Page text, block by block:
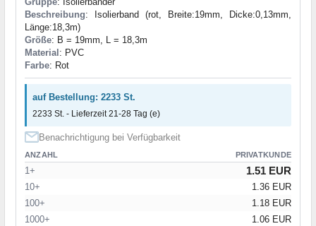
Beschreibung: Isolierband (rot, Breite:19mm, Dicke:0,13mm,
Länge:18,3m)
Größe: B = 19mm, L = 18,3m
Material : PVC
Farbe: Rot
auf Bestellung: 2233 St.
2233 St. - Lieferzeit 21-28 Tag (e)
Benachrichtigung bei Verfügbarkeit
ANZAHL PRIVATKUNDE
1+ 1.51 EUR
10+
1.36 EUR
100+
1.18 EUR
1000+
1.06 EUR